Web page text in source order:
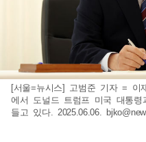
[서울=뉴시스] 고범준 기자 = 이
에서 도널드 트럼프 미국 대통
들고 있다. 2025.06.06.